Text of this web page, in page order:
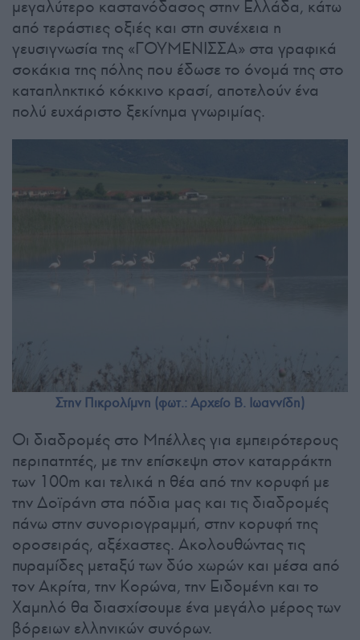
μεγαλύτερο καστανόδασος στην Ελλάδα, κάτω
από τεράστιες οξιές και στη συνέχεια η
γευσιγνωσία της «ΓΟΥΜΕΝΙΣΣΑ» στα γραφικά
σοκάκια της πόλης που έδωσε το όνομά της στο
καταπληκτικό κόκκινο κρασί, αποτελούν ένα
πολύ ευχάριστο ξεκίνημα γνωριμίας.
Στην Πικρολίμνη (φωτ.: Αρχείο Β. Ιωαννίδη)
Οι διαδρομές στο Μπέλλες για εμπειρότερους
περιπατητές, με την επίσκεψη στον καταρράκτη
των 100m και τελικά η θέα από την κορυφή με
την Δοϊράνη στα πόδια μας και τις διαδρομές
πάνω στην συνοριογραμμή, στην κορυφή της
οροσειράς, αξέχαστες. Ακολουθώντας τις
πυραμίδες μεταξύ των δύο χωρών και μέσα από
τον Ακρίτα, την Κορώνα, την Ειδομένη και το
Χαμηλό θα διασχίσουμε ένα μεγάλο μέρος των
βόρειων ελληνικών συνόρων.